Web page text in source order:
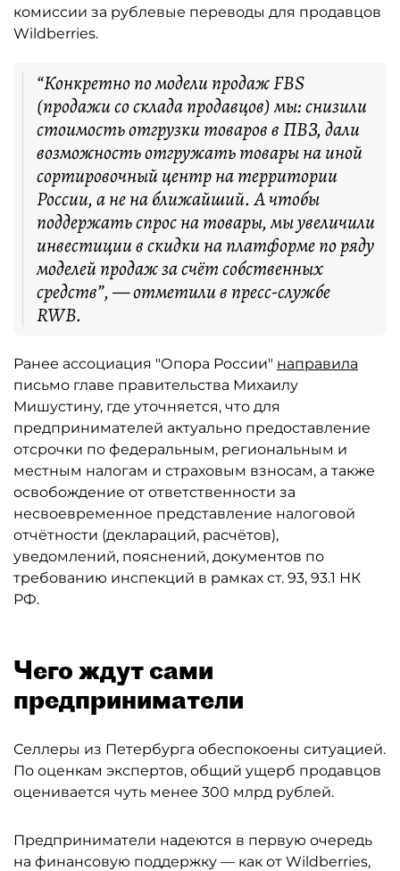
комиссии за рублевые переводы для продавцов
Wildberries.
“Конкретно по модели продаж FBS
(продажи со склада продавцов) мы: снизили
стоимость отгрузки товаров в ПВЗ, дали
возможность отгружать товары на иной
сортировочный центр на территории
России, а не на ближайший. А чтобы
поддержать спрос на товары, мы увеличили
инвестиции в скидки на платформе по ряду
моделей продаж за счёт собственных
средств”, — отметили в пресс-службе
RWB.
Ранее ассоциация "Опора России" направила
письмо главе правительства Михаилу
Мишустину, где уточняется, что для
предпринимателей актуально предоставление
отсрочки по федеральным, региональным и
местным налогам и страховым взносам, а также
освобождение от ответственности за
несвоевременное представление налоговой
отчётности (деклараций, расчётов),
уведомлений, пояснений, документов по
требованию инспекций в рамках ст. 93, 93.1 НК
РФ.
Чего ждут сами
предприниматели
Селлеры из Петербурга обеспокоены ситуацией.
По оценкам экспертов, общий ущерб продавцов
оценивается чуть менее 300 млрд рублей.
Предприниматели надеются в первую очередь
на финансовую поддержку — как от Wildberries,